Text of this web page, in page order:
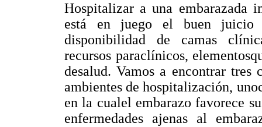
Hospitalizar a una embarazada
está en juego el buen juicio
disponibilidad de camas
recursos paraclínicos,
desalud. Vamos a encontrar tres
ambientes de hospitalización,
en la cualel embarazo favorece
enfermedades ajenas al